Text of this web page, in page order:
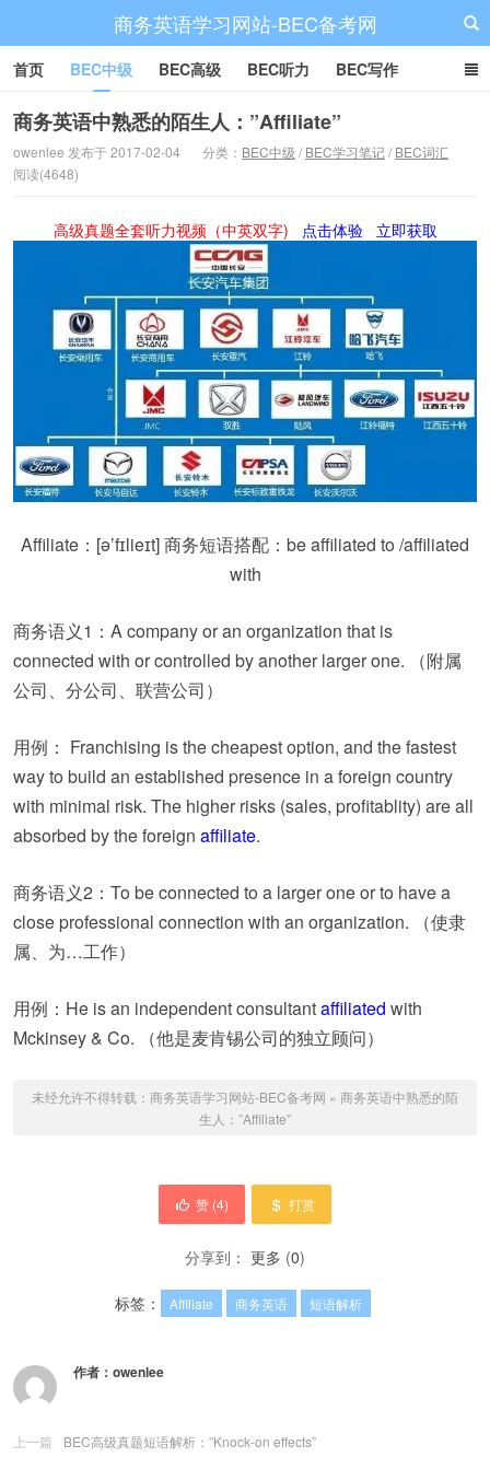
商务英语学习网站-BEC备考网
首页 BEC中级 BEC高级 BEC听力 BEC写作
BEC阅读 BEC词汇 BEC视频 BEC真题
商务英语中熟悉的陌生人：”Affiliate”
owenlee 发布于 2017-02-04 分类： BEC中级 / BEC学习笔记/ BEC词汇
阅读(4648)
高级真题全套听力视频（中英双字) 点击体验 立即获取
Affiliate： [ə’fɪlieɪt] 商务短语搭配：be affiliated to /affiliated
with
商务语义1：A company or an organization that is
connected with or controlled by another larger one. （附属
公司、分公司、联营公司）
用例： Franchising is the cheapest option, and the fastest
way to build an established presence in a foreign country
with minimal risk. The higher risks (sales, profitablity) are all
absorbed by the foreign affiliate.
商务语义2：To be connected to a larger one or to have a
close professional connection with an organization. （使隶
属、为…工作）
用例：He is an independent consultantaffiliated with
Mckinsey & Co. （他是麦肯锡公司的独立顾问）
未经允许不得转载： 商务英语学习网站-BEC备考网 » 商务英语中熟悉的陌
生人：”Affiliate”
赞 (4) 打赏
分享到： 更多 (0)
标签： Affiliate 商务英语 短语解析
作者： owenlee
上一篇
BEC高级真题短语解析：”Knock-on effects”